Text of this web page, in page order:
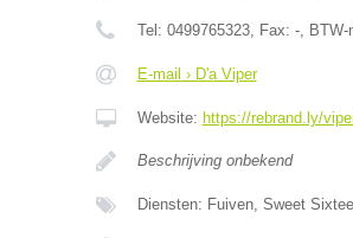
Tel: 0499765323, Fax: -, BTW-
E-mail › D'a Viper
Website: https://rebrand.ly/
Beschrijving onbekend
Diensten: Fuiven, Sweet